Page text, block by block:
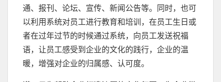
通、报刊、论坛、宣传、新闻公告等。同时，也可
以利用系统对员工进行教育和培训，在员工生日或
者在过年过节的时候通过系统，向员工发送祝福
语，让员工感受到企业的文化的践行，企业的温
暖，增强对企业的归属感、认可度。